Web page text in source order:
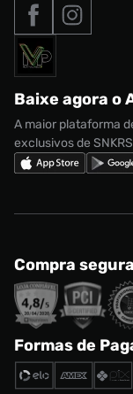
Roupas
Acessórios
Marcas
Nike Air Max
adidas Adi2000
adidas Campus
Nike Shox
Nossas lojas
Termos de uso
Política de privacidade
Regulamento CRM/
Regulamento Cupom
Tipos de entrega
Formas de Pagamento
Solicite seus dados
Baixe agora o
A maior plataforma
exclusivos de SNKRS
Compra segura
Formas de